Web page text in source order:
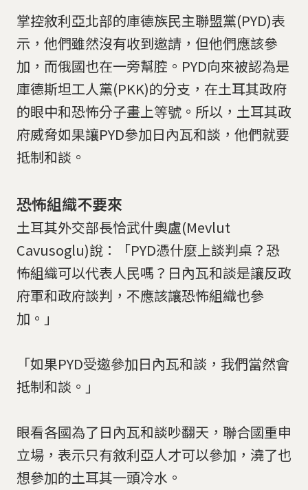
掌控敘利亞北部的庫德族民主聯盟黨(PYD)表
示，他們雖然沒有收到邀請，但他們應該參
加，而俄國也在一旁幫腔。PYD向來被認為是
庫德斯坦工人黨(PKK)的分支，在土耳其政府
的眼中和恐怖分子畫上等號。所以，土耳其政
府威脅如果讓PYD參加日內瓦和談，他們就要
抵制和談。
恐怖組織不要來
土耳其外交部長恰武什奧盧(Mevlut
Cavusoglu)說：「PYD憑什麼上談判桌？恐
怖組織可以代表人民嗎？日內瓦和談是讓反政
府軍和政府談判，不應該讓恐怖組織也參
加。」
「如果PYD受邀參加日內瓦和談，我們當然會
抵制和談。」
眼看各國為了日內瓦和談吵翻天，聯合國重申
立場，表示只有敘利亞人才可以參加，澆了也
想參加的土耳其一頭冷水。